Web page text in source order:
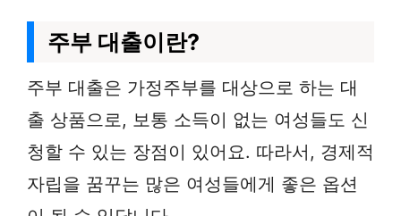
주부 대출이란?
주부 대출은 가정주부를 대상으로 하는 대
출 상품으로, 보통 소득이 없는 여성들도 신
청할 수 있는 장점이 있어요. 따라서, 경제적
자립을 꿈꾸는 많은 여성들에게 좋은 옵션